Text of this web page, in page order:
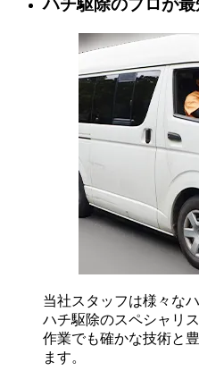
ハチ駆除のプロが最
当社スタッフは様々な
ハチ駆除のスペシャリ
作業でも確かな技術と
ます。